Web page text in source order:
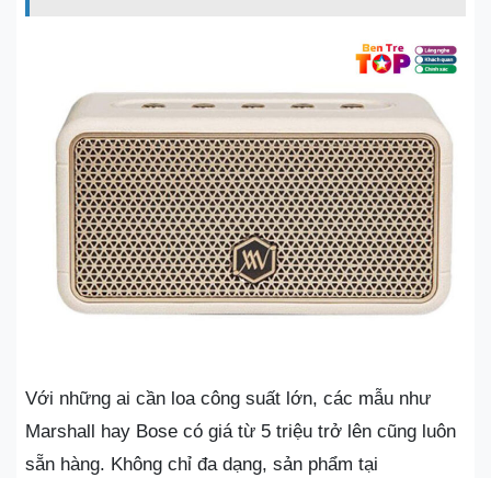
Với những ai cần loa công suất lớn, các mẫu như
Marshall hay Bose có giá từ 5 triệu trở lên cũng luôn
sẵn hàng. Không chỉ đa dạng, sản phẩm tại